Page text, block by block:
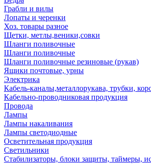
Грабли и вилы
Лопаты и черенки
Хоз. товары разное
Щетки, метлы,веники,совки
Шланги поливочные
Шланги поливочные
Шланги поливочные резиновые (рукав)
Ящики почтовые, урны
Электрика
Кабель-каналы,металлорукава, трубки,
Кабельно-проводниковая продукция
Провода
Лампы
Лампы накаливания
Лампы светодиодные
Осветительная продукция
Светильники
Стабилизаторы, блоки защиты, таймеры,